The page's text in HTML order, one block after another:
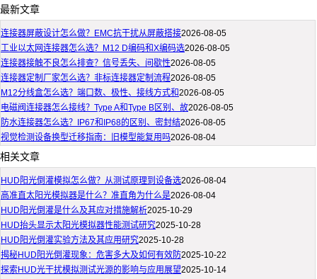
最新文章
连接器屏蔽设计怎么做？EMC抗干扰从屏蔽搭接2026-08-05
工业以太网连接器怎么选？M12 D编码和X编码选2026-08-05
连接器接触不良怎么排查？信号丢失、间歇性2026-08-05
连接器定制厂家怎么选？非标连接器定制流程2026-08-05
M12分线盒怎么选？端口数、极性、接线方式和2026-08-05
电磁阀连接器怎么接线？Type A和Type B区别、故2026-08-05
防水连接器怎么选？IP67和IP68的区别、密封结2026-08-05
视觉检测设备换型迁移指南：旧模型能复用吗2026-08-04
相关文章
HUD阳光倒灌模拟怎么做？从测试原理到设备选2026-08-04
高准直太阳光模拟器是什么？准直角为什么是2026-08-04
HUD阳光倒灌是什么及其应对措施解析2025-10-29
HUD抬头显示太阳光模拟器性能测试研究2025-10-28
HUD阳光倒灌实验方法及其应用研究2025-10-28
揭秘HUD阳光倒灌现象：危害多大及如何有效防2025-10-22
探索HUD光干扰模拟测试光源的影响与应用展望2025-10-14